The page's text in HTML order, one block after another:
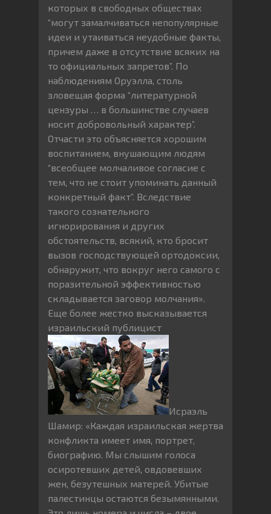
которых в свободных обществах
“могут замалчиваться непопулярные
идеи и утаиваться неудобные факты,
причем даже в отсутствие всяких на
то официальных запретов”. По
наблюдениям Оруэлла, столь
зловещая форма “литературной
цензуры … в большинстве случаев
носит добровольный характер”.
Отчасти это объясняется хорошим
воспитанием, внушающим людям
“всеобщее молчаливое согласие с
тем, что не стоит упоминать данный
конкретный факт”. Вследствие
такого сознательного
игнорирования и других
обстоятельств, всякий, кто бросит
вызов господствующей ортодоксии,
обнаружит, что вокруг него самого с
поразительной эффективностью
складывается заговор молчания».
Еще более жестко высказывается
израильский публицист
Исраэль
Шамир: «Каждая израильская жертва
конфликта имеет имя, портрет,
биографию. Мы слышим голоса
осиротевших детей, овдовевших
жен, безутешных матерей. Убитые
палестинцы остаются безымянными.